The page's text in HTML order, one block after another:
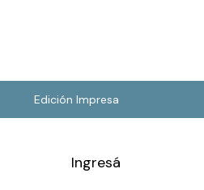
Edición Impresa
Ingresá